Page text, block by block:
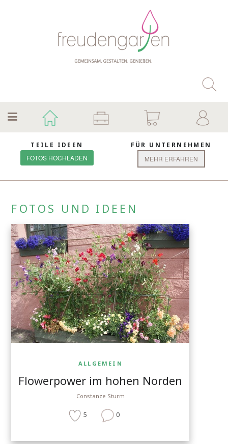
TEILE IDEEN
FOTOS HOCHLADEN
FÜR UNTERNEHMEN
MEHR ERFAHREN
FOTOS UND IDEEN
ALLGEMEIN
Flowerpower im hohen Norden
Constanze Sturm
5 0